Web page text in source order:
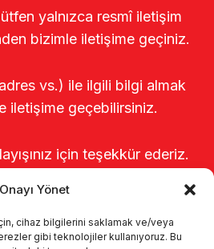
Onayı Yönet
cihaz bilgilerini saklamak ve/veya
gibi teknolojiler kullanıyoruz. Bu
yalnızca resmî iletişim
bizimle iletişime geçiniz.
vs.) ile ilgili bilgi almak
iletişime geçebilirsiniz.
için teşekkür ederiz.